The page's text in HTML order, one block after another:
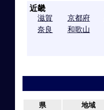
近畿
滋賀
京都府
奈良
和歌山
県 地域